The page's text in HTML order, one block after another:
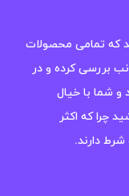
که تمامی محصولات
بررسی کرده و در
و شما با خیال
چرا که اکثر
دارند.